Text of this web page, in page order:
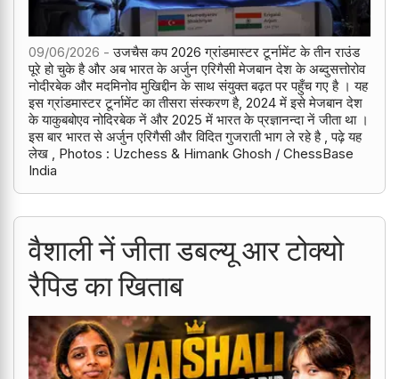
09/06/2026 - उजचैस कप 2026 ग्रांडमास्टर टूर्नामेंट के तीन राउंड
पूरे हो चुके है और अब भारत के अर्जुन एरिगैसी मेजबान देश के अब्दुसत्तोरोव
नोदीरबेक और मदमिनोव मुखिद्दीन के साथ संयुक्त बढ़त पर पहुँच गए है । यह
इस ग्रांडमास्टर टूर्नामेंट का तीसरा संस्करण है, 2024 में इसे मेजबान देश
के याकुबबोएव नोदिरबेक नें और 2025 में भारत के प्रज्ञानन्दा नें जीता था ।
इस बार भारत से अर्जुन एरिगैसी और विदित गुजराती भाग ले रहे है , पढ़े यह
लेख , Photos : Uzchess & Himank Ghosh / ChessBase
India
वैशाली नें जीता डबल्यू आर टोक्यो
रैपिड का खिताब